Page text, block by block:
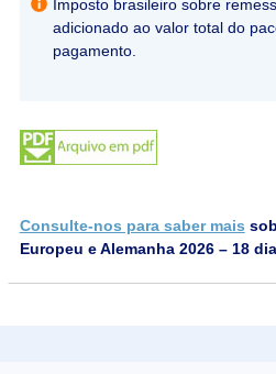
Consulte-nos para saber mais
Europeu e Alemanha 2026 – 18